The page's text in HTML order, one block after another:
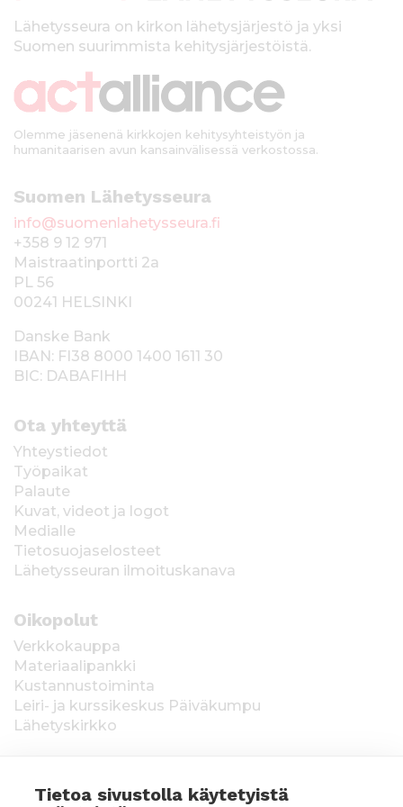
Tietoa sivustolla käytetyistä
kLähetysseura on kirkon lähetysjärjestö ja yksi
Suomen suurimmista kehitysjärjestöistä.
Olemme jäsenenä kirkkojen kehitysyhteistyön ja
humanitaarisen avun kansainvälisessä verkostossa.
Suomen Lähetysseura
info@suomenlahetysseura.fi
+358 9 12 971
Maistraatinportti 2a
PL 56
00241 HELSINKI
Danske Bank
IBAN: FI38 8000 1400 1611 30
BIC: DABAFIHH
Ota yhteyttä
Yhteystiedot
Työpaikat
Palaute
Kuvat, videot ja logot
Medialle
Tietosuojaselosteet
Lähetysseuran ilmoituskanava
Oikopolut
Verkkokauppa
Materiaalipankki
Kustannustoiminta
Leiri- ja kurssikeskus Päiväkumpu
Lähetyskirkko